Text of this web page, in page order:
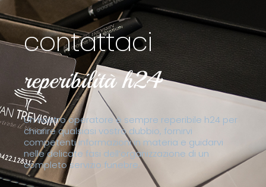
contattaci
reperibilità h24
Un nostro operatore è sempre reperibile h24 per
chiarire qualsiasi vostro dubbio, fornirvi
competenti informazioni in materia e guidarvi
nelle delicate fasi dell’organizzazione di un
completo servizio funebre.